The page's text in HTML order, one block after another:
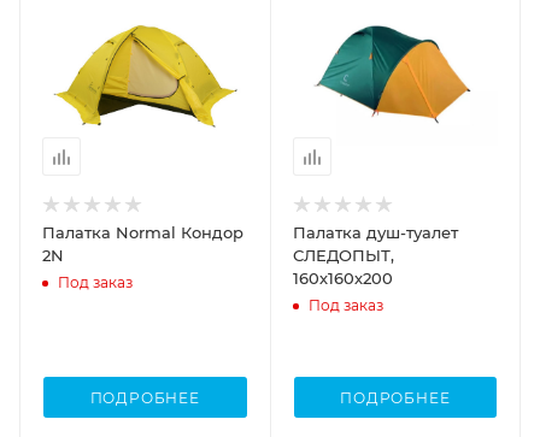
Палатка Normal Кондор
2N
Под заказ
ПОДРОБНЕЕ
Палатка душ-туалет
СЛЕДОПЫТ,
160х160х200
Под заказ
ПОДРОБНЕЕ